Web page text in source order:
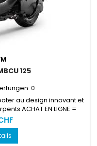
125
0
au design innovant et
ACHAT EN LIGNE =
les CONDITIONS
notre site spécialisé :